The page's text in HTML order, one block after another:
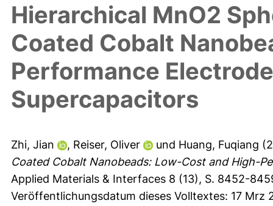
Hierarchical MnO2
Coated Cobalt
Performance
Supercapacitors
Zhi, Jian , Reiser, Oliver und Huang, Fuqiang
Coated Cobalt Nanobeads: Low-Cost and High-
Applied Materials & Interfaces 8 (13), S. 8452-
Veröffentlichungsdatum dieses Volltextes: 17 Mrz